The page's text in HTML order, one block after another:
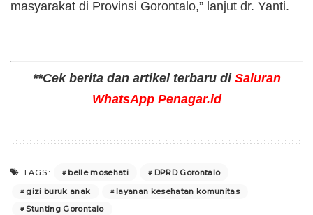
masyarakat di Provinsi Gorontalo,” lanjut dr. Yanti.
**Cek berita dan artikel terbaru di Saluran
WhatsApp Penagar.id
TAGS: belle mosehati
DPRD Gorontalo
gizi buruk anak
layanan kesehatan komunitas
Stunting Gorontalo